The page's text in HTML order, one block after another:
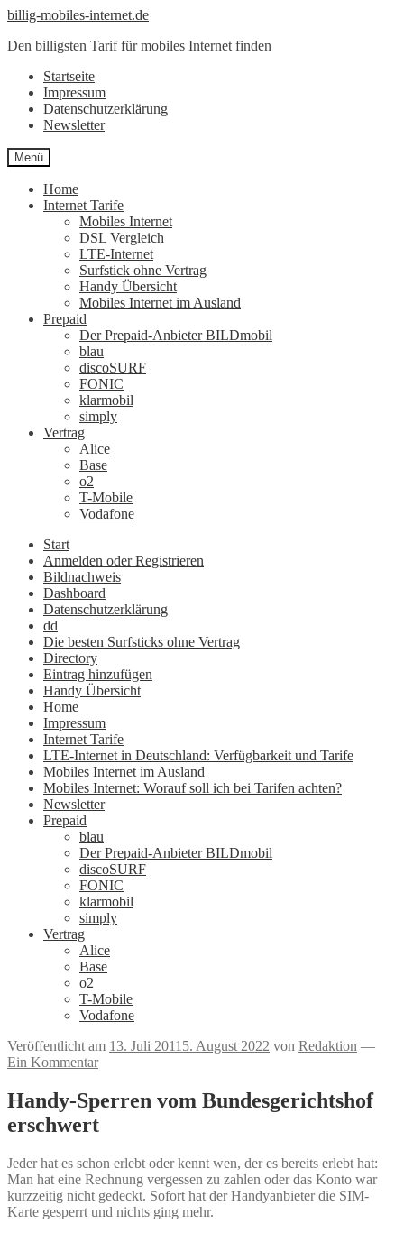
Zur
springen
Zum
springen
billig-mobiles-internet.de
Den billigsten Tarif für mobiles Internet finden
Startseite
Impressum
Datenschutzerklärung
Newsletter
Menü
Home
Internet Tarife
Mobiles Internet
DSL Vergleich
LTE-Internet
Surfstick ohne Vertrag
Handy Übersicht
Mobiles Internet im Ausland
Prepaid
Der Prepaid-Anbieter BILDmobil
blau
discoSURF
FONIC
klarmobil
simply
Vertrag
Alice
Base
o2
T-Mobile
Vodafone
Start
Anmelden oder Registrieren
Bildnachweis
Dashboard
Datenschutzerklärung
dd
Die besten Surfsticks ohne Vertrag
Directory
Eintrag hinzufügen
Handy Übersicht
Home
Impressum
Internet Tarife
LTE-Internet in Deutschland: Verfügbarkeit und Tarife
Mobiles Internet im Ausland
Mobiles Internet: Worauf soll ich bei Tarifen achten?
Newsletter
Prepaid
blau
Der Prepaid-Anbieter BILDmobil
discoSURF
FONIC
klarmobil
simply
Vertrag
Alice
Base
o2
T-Mobile
Vodafone
Veröffentlicht am 13. Juli 2011 5. August 2022 von Redaktion —
Ein Kommentar
Handy-Sperren vom Bundesgerichtshof
erschwert
Jeder hat es schon erlebt oder kennt wen, der es bereits erlebt hat:
Man hat eine Rechnung vergessen zu zahlen oder das Konto war
kurzzeitig nicht gedeckt. Sofort hat der Handyanbieter die SIM-
Karte gesperrt und nichts ging mehr.